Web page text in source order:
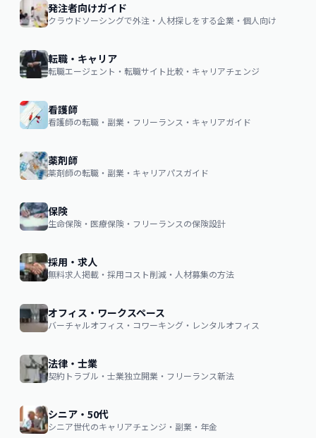
発注者向けガイド
クラウドソーシングで外注・人材探しをする企業・個人向け
転職・キャリア
転職エージェント・転職サイト比較・キャリアチェンジ
看護師
看護師の転職・副業・フリーランス・キャリアガイド
薬剤師
薬剤師の転職・副業・キャリアパスガイド
保険
生命保険・医療保険・フリーランスの保険設計
採用・求人
無料求人掲載・採用コスト削減・人材募集の方法
オフィス・ワークスペース
バーチャルオフィス・コワーキング・レンタルオフィス
法律・士業
契約トラブル・士業独立開業・フリーランス新法
シニア・50代
シニア世代のキャリアチェンジ・副業・年金